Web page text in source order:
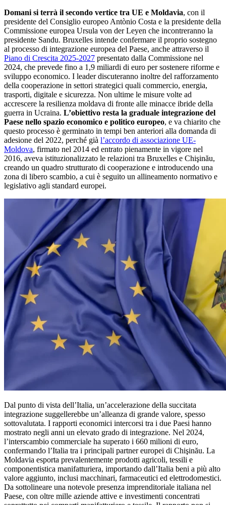
Domani si terrà il secondo vertice tra UE e Moldavia, con il
presidente del Consiglio europeo Antònio Costa e la presidente della
Commissione europea Ursula von der Leyen che incontreranno la
presidente Sandu. Bruxelles intende confermare il proprio sostegno
al processo di integrazione europea del Paese, anche attraverso il
Piano di Crescita 2025-2027 presentato dalla Commissione nel
2024, che prevede fino a 1,9 miliardi di euro per sostenere riforme e
sviluppo economico. I leader discuteranno inoltre del rafforzamento
della cooperazione in settori strategici quali commercio, energia,
trasporti, digitale e sicurezza. Non ultime le misure volte ad
accrescere la resilienza moldava di fronte alle minacce ibride della
guerra in Ucraina. L’obiettivo resta la graduale integrazione del
Paese nello spazio economico e politico europeo, e va chiarito che
questo processo è germinato in tempi ben anteriori alla domanda di
adesione del 2022, perché già l’accordo di associazione UE-
Moldova, firmato nel 2014 ed entrato pienamente in vigore nel
2016, aveva istituzionalizzato le relazioni tra Bruxelles e Chişinău,
creando un quadro strutturato di cooperazione e introducendo una
zona di libero scambio, a cui è seguito un allineamento normativo e
legislativo agli standard europei.
Dal punto di vista dell’Italia, un’accelerazione della succitata
integrazione suggellerebbe un’alleanza di grande valore, spesso
sottovalutata. I rapporti economici intercorsi tra i due Paesi hanno
mostrato negli anni un elevato grado di integrazione. Nel 2024,
l’interscambio commerciale ha superato i 660 milioni di euro,
confermando l’Italia tra i principali partner europei di Chişinău. La
Moldavia esporta prevalentemente prodotti agricoli, tessili e
componentistica manifatturiera, importando dall’Italia beni a più alto
valore aggiunto, inclusi macchinari, farmaceutici ed elettrodomestici.
Da sottolineare una notevole presenza imprenditoriale italiana nel
Paese, con oltre mille aziende attive e investimenti concentrati